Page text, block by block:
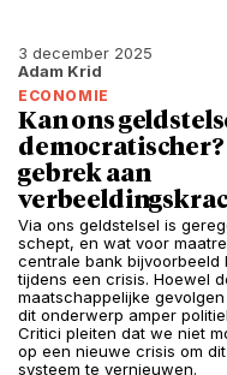
3 december 2025
Adam Krid
ECONOMIE
Kan ons
democratischer?
gebrek aan
Via ons geldstelsel is
schept, en wat voor
centrale bank bijvoorbeeld
tijdens een crisis. Hoewel
maatschappelijke
dit onderwerp amper
Critici pleiten dat we niet
op een nieuwe crisis om
systeem te vernieuwen.